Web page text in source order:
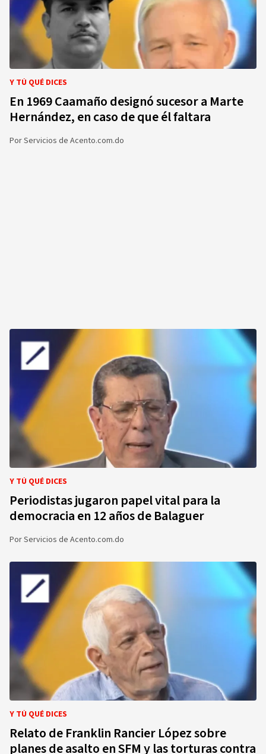
Y TÚ QUÉ DICES
En 1969 Caamaño designó sucesor a Marte
Hernández, en caso de que él faltara
PorServicios de Acento.com.do
Y TÚ QUÉ DICES
Periodistas jugaron papel vital para la
democracia en 12 años de Balaguer
PorServicios de Acento.com.do
Y TÚ QUÉ DICES
Relato de Franklin Rancier López sobre
planes de asalto en SFM y las torturas contra